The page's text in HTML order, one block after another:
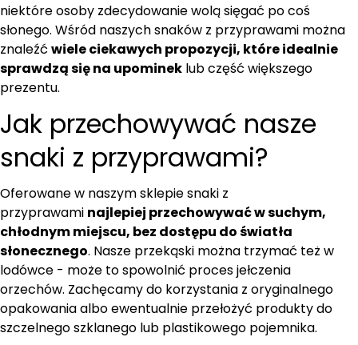
niektóre osoby zdecydowanie wolą sięgać po coś
słonego. Wśród naszych snaków z przyprawami można
znaleźć wiele ciekawych propozycji, które idealnie
sprawdzą się na upominek lub część większego
prezentu.
Jak przechowywać nasze
snaki z przyprawami?
Oferowane w naszym sklepie snaki z
przyprawami najlepiej przechowywać w suchym,
chłodnym miejscu, bez dostępu do światła
słonecznego. Nasze przekąski można trzymać też w
lodówce - może to spowolnić proces jełczenia
orzechów. Zachęcamy do korzystania z oryginalnego
opakowania albo ewentualnie przełożyć produkty do
szczelnego szklanego lub plastikowego pojemnika.